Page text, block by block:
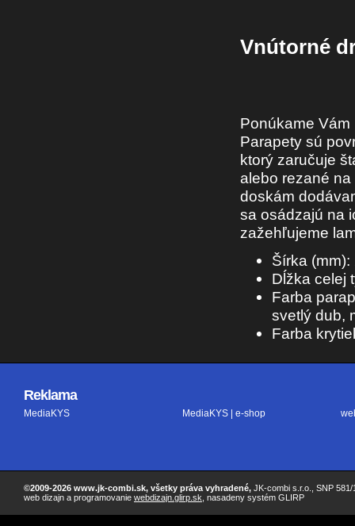
Vnútorné
Ponúkame
Parapety sú
ktorý zaručuje
alebo rezané
doskám
sa osádzajú na
zažehľujeme
Šírka
Dĺžka celej
Farba
svetlý dub,
Farba
Reklama
MediaKYS MediaKYS | e-shop
©2009-2026 www.jk-combi.sk, všetky práva vyhradené, JK-combi s.r.o., SNP
web dizajn a programovanie webdizajn.glirp.sk , nasadeny systém GLIRP